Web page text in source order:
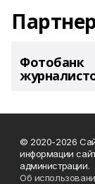
Фотобанк
© 2020-2026
информации
администрации.
Об